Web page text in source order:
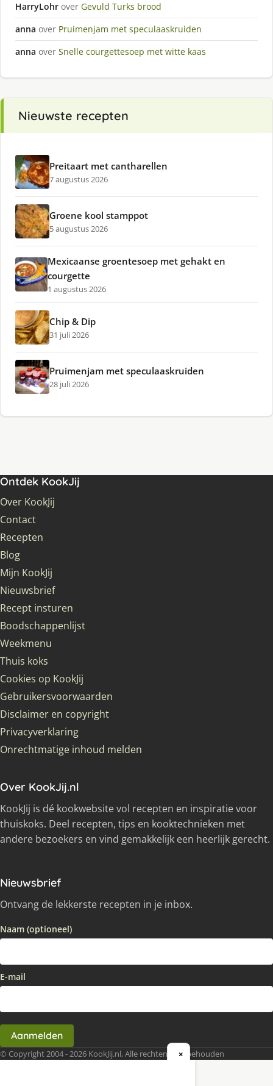
HarryLohr over Gevuld Turks brood
anna over Pruimenjam met speculaaskruiden
anna over Snelle courgettesoep met witte kaas
Nieuwste recepten
Preitaart met cantharellen
7 augustus 2026
Groene kool stamppot
5 augustus 2026
Mexicaanse groentesoep met gehakt en
courgette
1 augustus 2026
Chip & Dip
31 juli 2026
Pruimenjam met speculaaskruiden
28 juli 2026
Ontdek KookJij
Over KookJij
Contact
Recepten
Blog
Mijn KookJij
Nieuwsbrief
Recept insturen
Boodschappenlijst
Weekmenu
Thuis koks
Cookies op KookJij
Gebruikersvoorwaarden
Disclaimer en copyright
Privacyverklaring
Onrechtmatige inhoud melden
Over KookJij.nl
KookJij is dé kookwebsite vol recepten en inspiratie voor
thuiskoks. Deel recepten, tips en kooktechnieken met
andere bezoekers en vind gemakkelijk een heerlijk gerecht.
Nieuwsbrief
Ontvang de lekkerste recepten in je inbox.
Naam (optioneel)
E-mail
Aanmelden
© Copyright 2004 - 2026 KookJij.nl, Alle rechten voorbehouden
×